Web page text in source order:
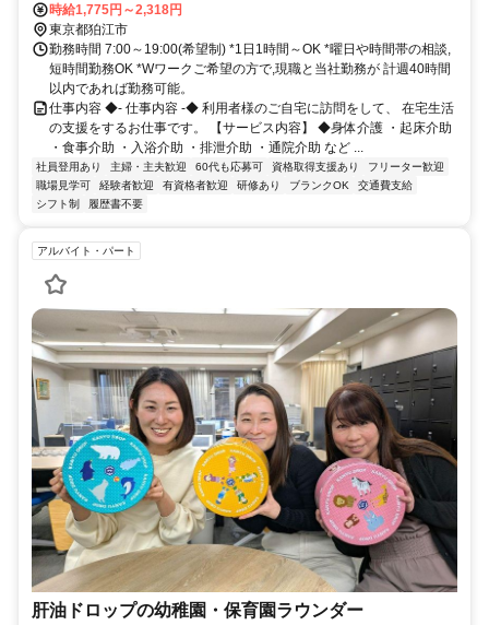
償！1分、小田急小田原線/東京メトロ千代田線 狛江南口徒歩約10分、Ｊ
Ｒ南武線 登戸多摩川口徒歩約16分 小田急小田原線「和泉多摩川」駅
から徒歩約1分
時給1,775円～2,318円
東京都狛江市
勤務時間 7:00～19:00(希望制) *1日1時間～OK *曜日や時間帯の相談,
短時間勤務OK *Wワークご希望の方で,現職と当社勤務が 計週40時間
以内であれば勤務可能。
仕事内容 ◆- 仕事内容 -◆ 利用者様のご自宅に訪問をして、 在宅生活
の支援をするお仕事です。 【サービス内容】 ◆身体介護 ・起床介助
・食事介助 ・入浴介助 ・排泄介助 ・通院介助 など ...
社員登用あり 主婦・主夫歓迎 60代も応募可 資格取得支援あり
フリーター歓迎
職場見学可
経験者歓迎 有資格者歓迎 研修あり ブランクOK
交通費支給
シフト制
履歴書不要
アルバイト・パート
肝油ドロップの幼稚園・保育園ラウンダー